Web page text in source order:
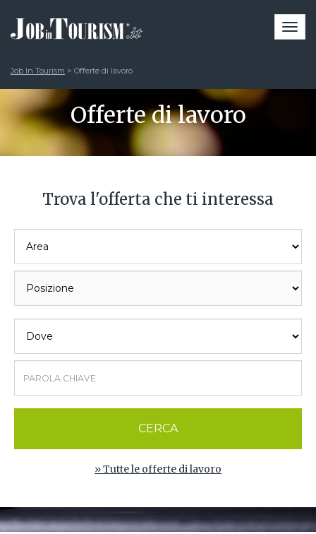
Job In Tourism > Offerte di lavoro
Offerte di lavoro
Trova l'offerta che ti interessa
CERCA
» Tutte le offerte di lavoro